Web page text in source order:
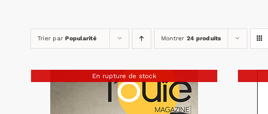
Trier parPopularité Montrer 24 produits
En rupture de stock